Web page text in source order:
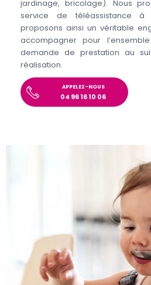
jardinage, bricolage). Nous
service de téléassistance à
proposons ainsi un véritable
accompagner pour
demande de prestation au
réalisation.
APPELEZ-NOUS
04 96 16 10 06